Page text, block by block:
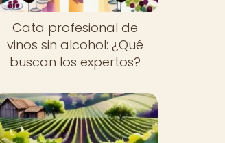
Cata profesional de
vinos sin alcohol: ¿Qué
buscan los expertos?